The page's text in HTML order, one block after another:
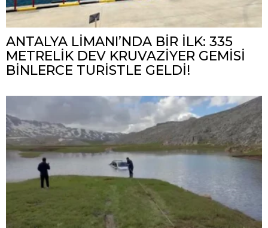
ANTALYA LİMANI’NDA BİR İLK: 335
METRELİK DEV KRUVAZİYER GEMİSİ
BİNLERCE TURİSTLE GELDİ!